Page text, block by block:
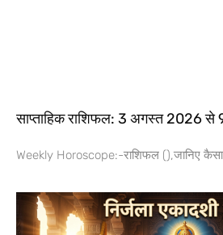
साप्ताहिक राशिफल: 3 अगस्त 2026
Weekly Horoscope:-राशिफल (),जानिए कैसा